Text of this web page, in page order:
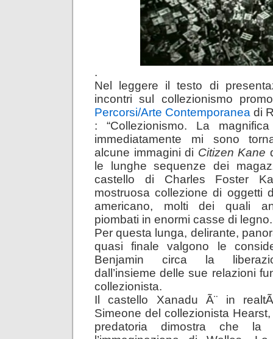
.
Nel leggere il testo di
incontri sul collezionismo
Percorsi/Arte Contemporanea di
: “Collezionismo. La
immediatamente mi sono
alcune immagini di Citizen Kane
le lunghe sequenze dei
castello di Charles Foster
mostruosa collezione di oggetti
americano, molti dei quali
piombati in enormi casse di legno.
Per questa lunga, delirante,
quasi finale valgono le
Benjamin circa la
dall’insieme delle sue relazioni
collezionista.
Il castello Xanadu Ã¨ in
Simeone del collezionista
predatoria dimostra che